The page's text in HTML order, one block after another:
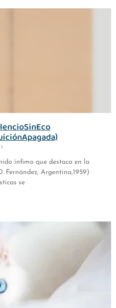
ínfimo que destaca en la
Fernández, Argentina,1959)
se